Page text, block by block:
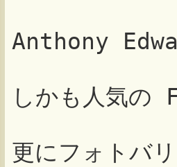
Anthony
しかも人気
更にフォトバ